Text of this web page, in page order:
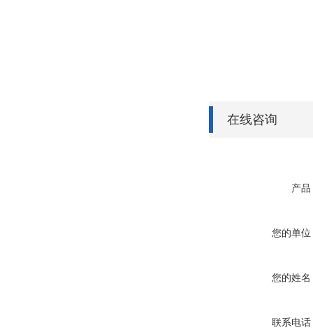
在线咨询
产品
您的单位
您的姓名
联系电话